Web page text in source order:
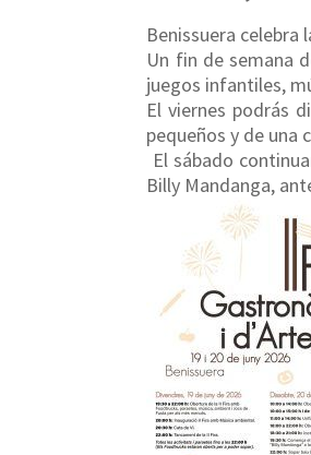
Benissuera celebra
Un fin de semana
juegos infantiles,
El viernes podrás
pequeños y de una
El sábado
Billy Mandanga,